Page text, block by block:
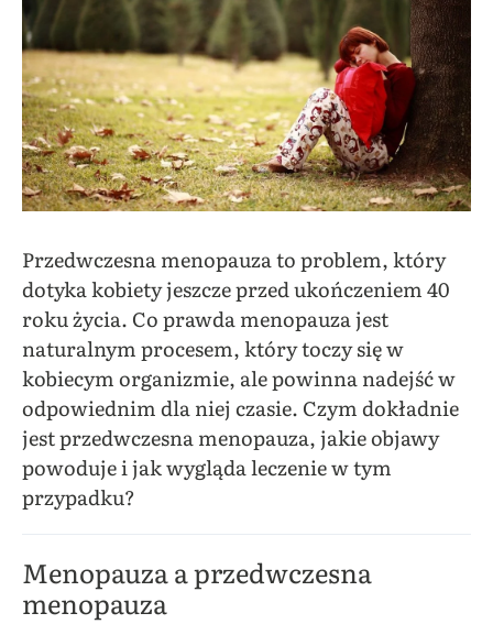
Przedwczesna menopauza to problem, który
dotyka kobiety jeszcze przed ukończeniem 40
roku życia. Co prawda menopauza jest
naturalnym procesem, który toczy się w
kobiecym organizmie, ale powinna nadejść w
odpowiednim dla niej czasie. Czym dokładnie
jest przedwczesna menopauza, jakie objawy
powoduje i jak wygląda leczenie w tym
przypadku?
Menopauza a przedwczesna
menopauza